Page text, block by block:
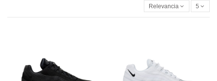
Relevancia 5